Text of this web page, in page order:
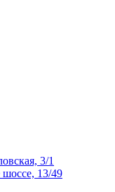
3/1
шоссе, 13/49